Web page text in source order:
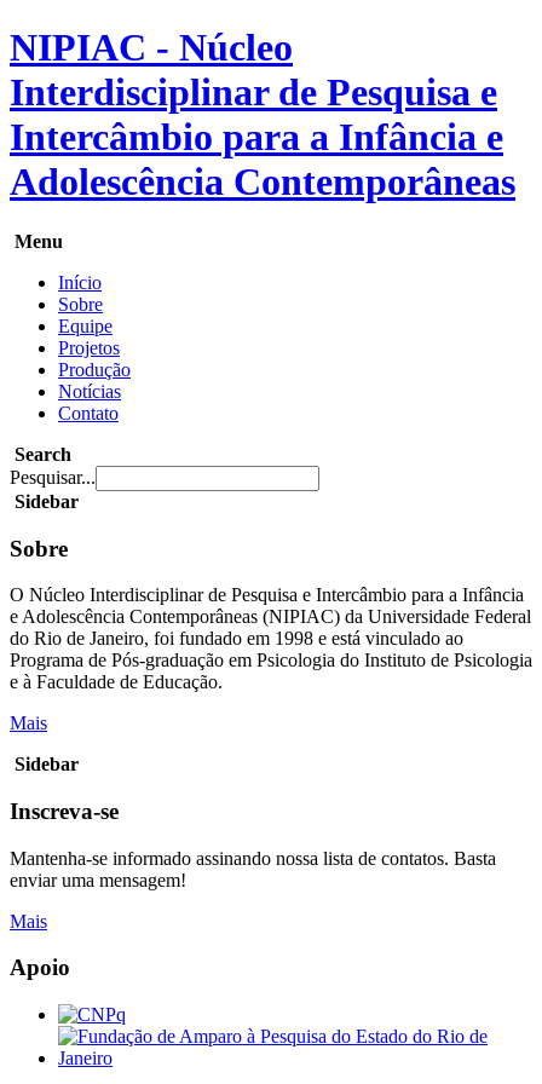
NIPIAC - Núcleo
Interdisciplinar de Pesquisa e
Intercâmbio para a Infância e
Adolescência Contemporâneas
Menu
Início
Sobre
Equipe
Projetos
Produção
Notícias
Contato
Search
Pesquisar...
Sidebar
Sobre
O Núcleo Interdisciplinar de Pesquisa e Intercâmbio para a Infância
e Adolescência Contemporâneas (NIPIAC) da Universidade Federal
do Rio de Janeiro, foi fundado em 1998 e está vinculado ao
Programa de Pós-graduação em Psicologia do Instituto de Psicologia
e à Faculdade de Educação.
Mais
Sidebar
Inscreva-se
Mantenha-se informado assinando nossa lista de contatos. Basta
enviar uma mensagem!
Mais
Apoio